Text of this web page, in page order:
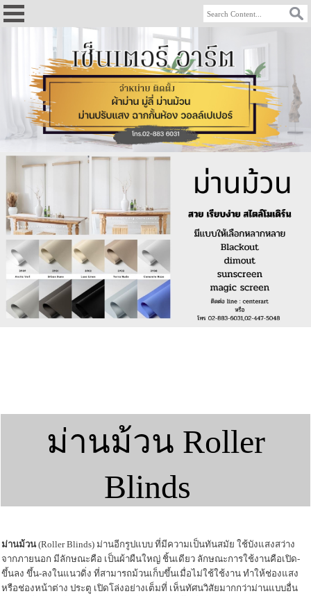
ม่านม้วน Roller
Blinds
ม่านม้วน(Roller Blinds) ม่านอีกรูปแบบ ที่มีความเป็นทันสมัย ใช้บังแสงสว่าง
จากภายนอก มีลักษณะคือ เป็นผ้าผืนใหญ่ ชิ้นเดียว ลักษณะการใช้งานคือเปิด-
ขึ้นลง ขึ้น-ลงในแนวดิ่ง ที่สามารถม้วนเก็บขึ้นเมื่อไม่ใช้ใช้งาน ทำให้ช่องแสง
หรือช่องหน้าต่าง ประตู เปิดโล่งอย่างเต็มที่ เห็นทัศนวิสัยมากกว่าม่านแบบอื่น